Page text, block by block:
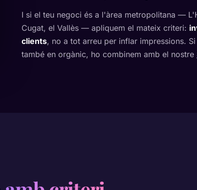
I si el teu negoci és a l'àrea metropolitana —
Cugat, el Vallès — apliquem el mateix criteri:
clients, no a tot arreu per inflar impressions.
també en orgànic, ho combinem amb el nostre